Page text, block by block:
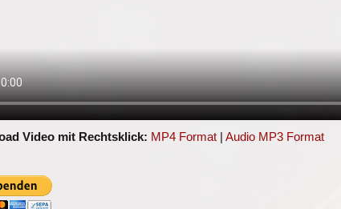
Video mit Rechtsklick: MP4 Format| Audio MP3 Format